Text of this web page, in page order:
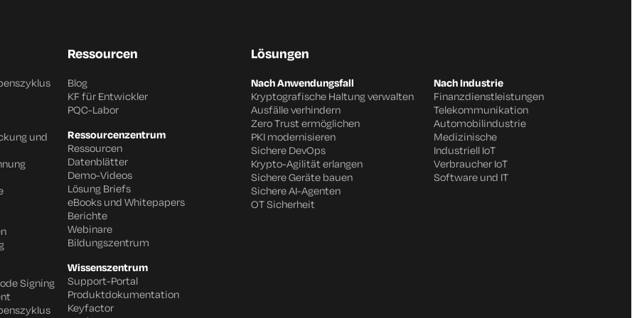
und
Signing
Ressourcen
Blog
KF für Entwickler
PQC-Labor
Ressourcenzentrum
Ressourcen
Datenblätter
Demo-Videos
Lösung Briefs
eBooks und Whitepapers
Berichte
Webinare
Bildungszentrum
Wissenszentrum
Support-Portal
Produktdokumentation
Keyfactor
Lösungen
Nach Anwendungsfall
Kryptografische Haltung verwalten
Ausfälle verhindern
Zero Trust ermöglichen
PKI modernisieren
Sichere DevOps
Krypto-Agilität erlangen
Sichere Geräte bauen
Sichere AI-Agenten
OT Sicherheit
Nach Industrie
Finanzdienstleistungen
Telekommunikation
Automobilindustrie
Medizinische
Industriell IoT
Verbraucher IoT
Software und IT